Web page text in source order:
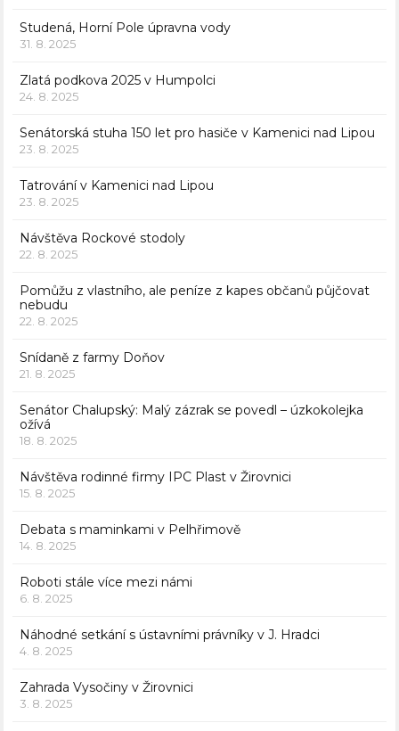
Studená, Horní Pole úpravna vody
31. 8. 2025
Zlatá podkova 2025 v Humpolci
24. 8. 2025
Senátorská stuha 150 let pro hasiče v Kamenici nad Lipou
23. 8. 2025
Tatrování v Kamenici nad Lipou
23. 8. 2025
Návštěva Rockové stodoly
22. 8. 2025
Pomůžu z vlastního, ale peníze z kapes občanů půjčovat
nebudu
22. 8. 2025
Snídaně z farmy Doňov
21. 8. 2025
Senátor Chalupský: Malý zázrak se povedl – úzkokolejka
ožívá
18. 8. 2025
Návštěva rodinné firmy IPC Plast v Žirovnici
15. 8. 2025
Debata s maminkami v Pelhřimově
14. 8. 2025
Roboti stále více mezi námi
6. 8. 2025
Náhodné setkání s ústavními právníky v J. Hradci
4. 8. 2025
Zahrada Vysočiny v Žirovnici
3. 8. 2025